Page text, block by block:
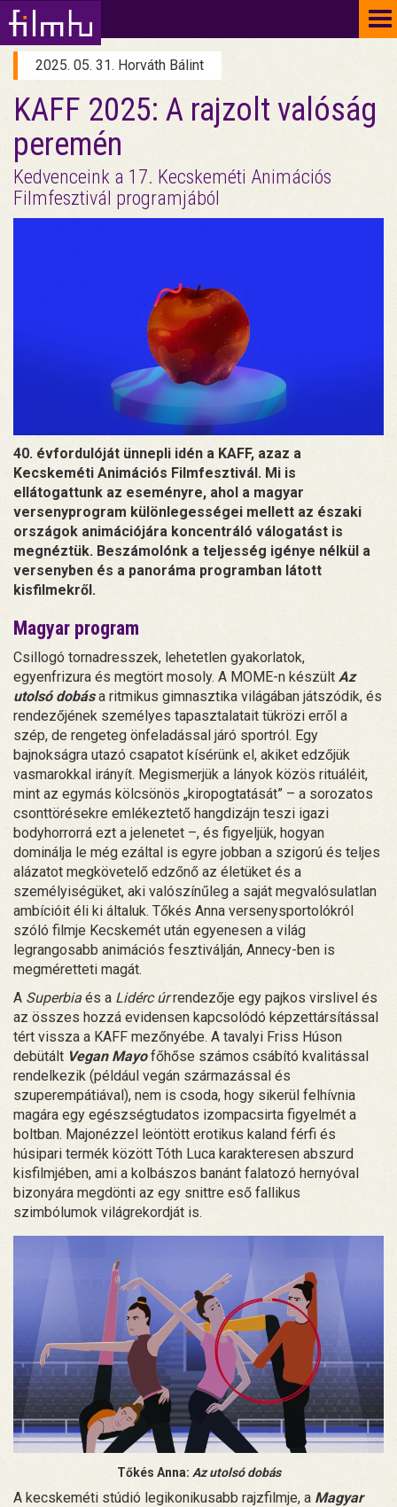
2025. 05. 31. Horváth Bálint
KAFF 2025: A rajzolt valóság
peremén
Kedvenceink a 17. Kecskeméti Animációs
Filmfesztivál programjából
40. évfordulóját ünnepli idén a KAFF, azaz a
Kecskeméti Animációs Filmfesztivál. Mi is
ellátogattunk az eseményre, ahol a magyar
versenyprogram különlegességei mellett az északi
országok animációjára koncentráló válogatást is
megnéztük. Beszámolónk a teljesség igénye nélkül a
versenyben és a panoráma programban látott
kisfilmekről.
Magyar program
Csillogó tornadresszek, lehetetlen gyakorlatok,
egyenfrizura és megtört mosoly. A MOME-n készült Az
utolsó dobása ritmikus gimnasztika világában játszódik, és
rendezőjének személyes tapasztalatait tükrözi erről a
szép, de rengeteg önfeladással járó sportról. Egy
bajnokságra utazó csapatot kísérünk el, akiket edzőjük
vasmarokkal irányít. Megismerjük a lányok közös rituáléit,
mint az egymás kölcsönös „kiropogtatását” – a sorozatos
csonttörésekre emlékeztető hangdizájn teszi igazi
bodyhorrorrá ezt a jelenetet –, és figyeljük, hogyan
dominálja le még ezáltal is egyre jobban a szigorú és teljes
alázatot megkövetelő edzőnő az életüket és a
személyiségüket, aki valószínűleg a saját megvalósulatlan
ambícióit éli ki általuk. Tőkés Anna versenysportolókról
szóló filmje Kecskemét után egyenesen a világ
legrangosabb animációs fesztiválján, Annecy-ben is
megméretteti magát.
A Superbia és a Lidérc úrrendezője egy pajkos virslivel és
az összes hozzá evidensen kapcsolódó képzettársítással
tért vissza a KAFF mezőnyébe. A tavalyi Friss Húson
debütált Vegan Mayofőhőse számos csábító kvalitással
rendelkezik (például vegán származással és
szuperempátiával), nem is csoda, hogy sikerül felhívnia
magára egy egészségtudatos izompacsirta figyelmét a
boltban. Majonézzel leöntött erotikus kaland férfi és
húsipari termék között Tóth Luca karakteresen abszurd
kisfilmjében, ami a kolbászos banánt falatozó hernyóval
bizonyára megdönti az egy snittre eső fallikus
szimbólumok világrekordját is.
Tőkés Anna: Az utolsó dobás
A kecskeméti stúdió legikonikusabb rajzfilmje, a Magyar